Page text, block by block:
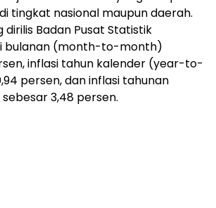
tingkat nasional maupun daerah.
dirilis Badan Pusat Statistik
bulanan (month-to-month)
inflasi tahun kalender (year-to-
persen, dan inflasi tahunan
3,48 persen.